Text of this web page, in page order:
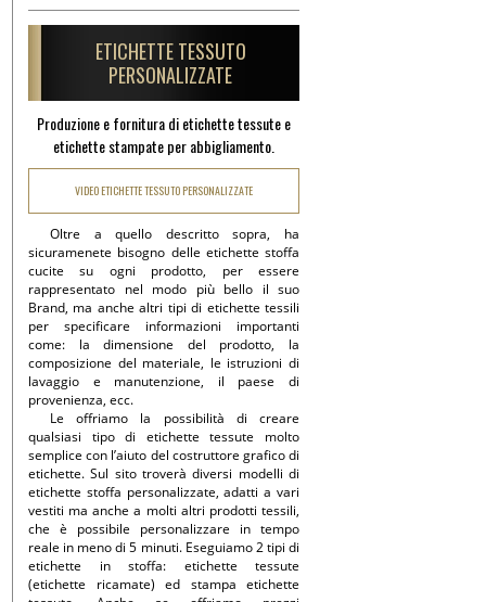
ETICHETTE TESSUTO
PERSONALIZZATE
Produzione e fornitura di etichette tessute e
etichette stampate per abbigliamento.
VIDEO ETICHETTE TESSUTO PERSONALIZZATE
Oltre a quello descritto sopra, ha
sicuramenete bisogno delle etichette stoffa
cucite su ogni prodotto, per essere
rappresentato nel modo più bello il suo
Brand, ma anche altri tipi di etichette tessili
per specificare informazioni importanti
come: la dimensione del prodotto, la
composizione del materiale, le istruzioni di
lavaggio e manutenzione, il paese di
provenienza, ecc.
Le offriamo la possibilità di creare
qualsiasi tipo di etichette tessute molto
semplice con l’aiuto del costruttore grafico di
etichette. Sul sito troverà diversi modelli di
etichette stoffa personalizzate, adatti a vari
vestiti ma anche a molti altri prodotti tessili,
che è possibile personalizzare in tempo
reale in meno di 5 minuti. Eseguiamo 2 tipi di
etichette in stoffa: etichette tessute
(etichette ricamate) ed stampa etichette